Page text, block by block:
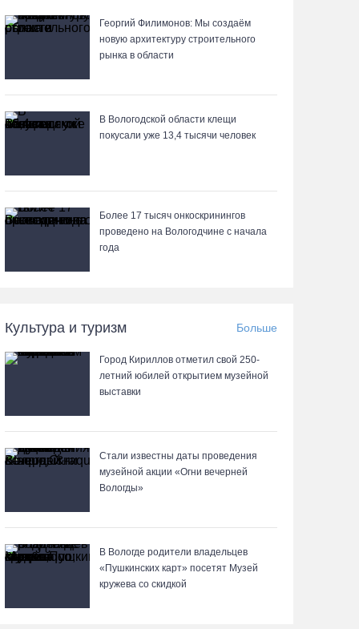
В Тотемском округе построили три дома для
работников села
поддержку РФС
Вологжане смогут сводить родителей в музей
Китая со скидкой по Пушкинской карте
06.08.26 / 15:39
Четверых вологжан осудили за попытку
распространения 2,5 кг наркотиков
День физкультурника в Вологде отметят
общегородской зарядкой и марафоном
Корпоративный кредитный портфель
Сбербанка в СЗФО достиг 2,29 трлн рублей за
первое полугодие 2026 года
Георгий Филимонов: Мы создаём
новую архитектуру строительного
рынка в области
В Вологодской области клещи
покусали уже 13,4 тысячи человек
Более 17 тысяч онкоскринингов
проведено на Вологодчине с начала
года
Культура и туризм Больше
Город Кириллов отметил свой 250-
летний юбилей открытием музейной
выставки
Стали известны даты проведения
музейной акции «Огни вечерней
Вологды»
В Вологде родители владельцев
«Пушкинских карт» посетят Музей
кружева со скидкой